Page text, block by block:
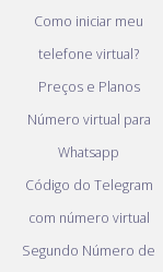
Como iniciar meu
telefone virtual?
Preços e Planos
Número virtual para
Whatsapp
Código do Telegram
com número virtual
Segundo Número de